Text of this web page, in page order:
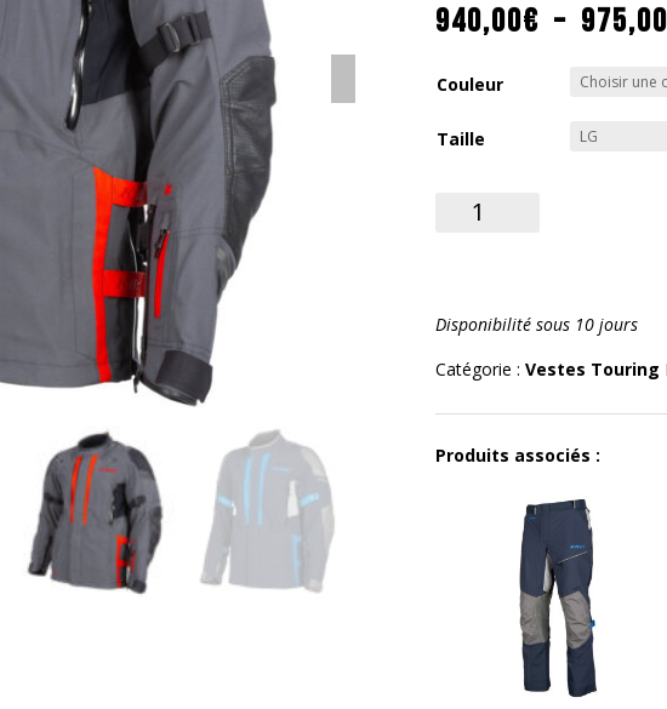
940,00€ –
Couleur
Taille
quantité
2024
Disponibilité sous 10 jours
Catégorie :Vestes Touring
Produits associés :